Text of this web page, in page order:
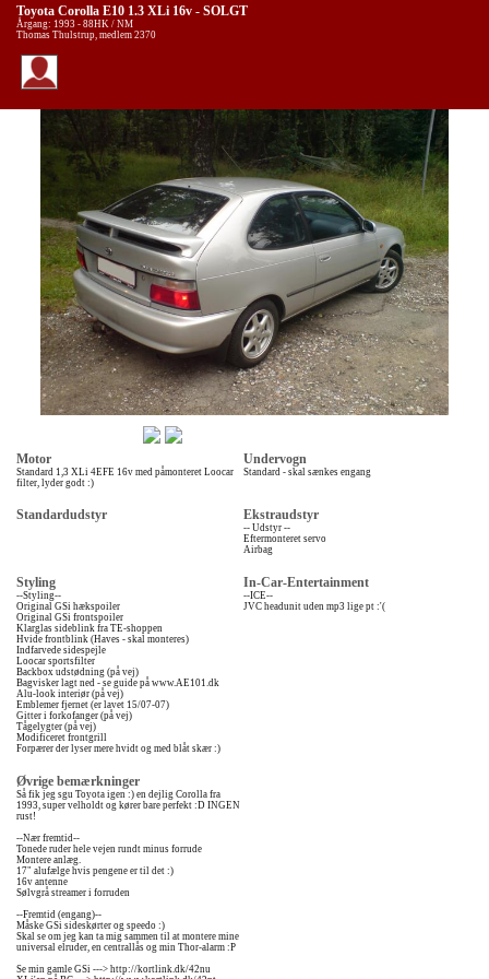
Toyota Corolla E10 1.3 XLi 16v - SOLGT
Årgang: 1993 - 88HK / NM
Thomas Thulstrup, medlem 2370
Motor
Standard 1,3 XLi 4EFE 16v med påmonteret Loocar
filter, lyder godt :)
Undervogn
Standard - skal sænkes engang
Standardudstyr Ekstraudstyr
-- Udstyr --
Eftermonteret servo
Airbag
Styling
--Styling--
Original GSi hækspoiler
Original GSi frontspoiler
Klarglas sideblink fra TE-shoppen
Hvide frontblink (Haves - skal monteres)
Indfarvede sidespejle
Loocar sportsfilter
Backbox udstødning (på vej)
Bagvisker lagt ned - se guide på www.AE101.dk
Alu-look interiør (på vej)
Emblemer fjernet (er lavet 15/07-07)
Gitter i forkofanger (på vej)
Tågelygter (på vej)
Modificeret frontgrill
Forpærer der lyser mere hvidt og med blåt skær :)
In-Car-Entertainment
--ICE--
JVC headunit uden mp3 lige pt :'(
Øvrige bemærkninger
Så fik jeg sgu Toyota igen :) en dejlig Corolla fra
1993, super velholdt og kører bare perfekt :D INGEN
rust!
--Nær fremtid--
Tonede ruder hele vejen rundt minus forrude
Montere anlæg.
17" alufælge hvis pengene er til det :)
16v antenne
Sølvgrå streamer i forruden
--Fremtid (engang)--
Måske GSi sideskørter og speedo :)
Skal se om jeg kan ta mig sammen til at montere mine
universal elruder, en centrallås og min Thor-alarm :P
Se min gamle GSi ---> http://kortlink.dk/42nu